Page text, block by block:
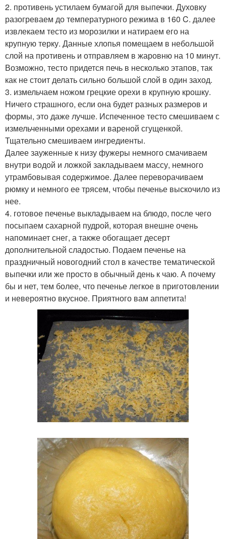
2. противень устилаем бумагой для выпечки. Духовку
разогреваем до температурного режима в 160 C. далее
извлекаем тесто из морозилки и натираем его на
крупную терку. Данные хлопья помещаем в небольшой
слой на противень и отправляем в жаровню на 10 минут.
Возможно, тесто придется печь в несколько этапов, так
как не стоит делать сильно большой слой в один заход.
3. измельчаем ножом грецкие орехи в крупную крошку.
Ничего страшного, если она будет разных размеров и
формы, это даже лучше. Испеченное тесто смешиваем с
измельченными орехами и вареной сгущенкой.
Тщательно смешиваем ингредиенты.
Далее зауженные к низу фужеры немного смачиваем
внутри водой и ложкой закладываем массу, немного
утрамбовывая содержимое. Далее переворачиваем
рюмку и немного ее трясем, чтобы печенье выскочило из
нее.
4. готовое печенье выкладываем на блюдо, после чего
посыпаем сахарной пудрой, которая внешне очень
напоминает снег, а также обогащает десерт
дополнительной сладостью. Подаем печенье на
праздничный новогодний стол в качестве тематической
выпечки или же просто в обычный день к чаю. А почему
бы и нет, тем более, что печенье легкое в приготовлении
и невероятно вкусное. Приятного вам аппетита!